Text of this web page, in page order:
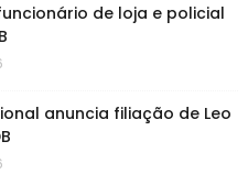
de loja e policial
anuncia filiação de Leo